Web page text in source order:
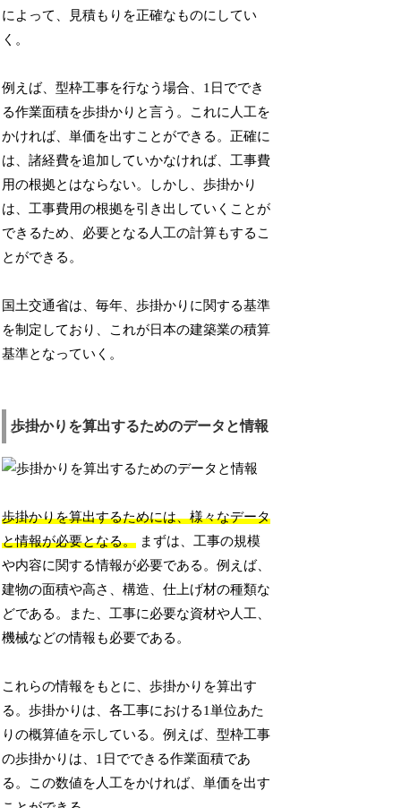
によって、見積もりを正確なものにしてい
く。
例えば、型枠工事を行なう場合、1日ででき
る作業面積を歩掛かりと言う。これに人工を
かければ、単価を出すことができる。正確に
は、諸経費を追加していかなければ、工事費
用の根拠とはならない。しかし、歩掛かり
は、工事費用の根拠を引き出していくことが
できるため、必要となる人工の計算もするこ
とができる。
国土交通省は、毎年、歩掛かりに関する基準
を制定しており、これが日本の建築業の積算
基準となっていく。
歩掛かりを算出するためのデータと情報
歩掛かりを算出するためには、様々なデータ
と情報が必要となる。 まずは、工事の規模
や内容に関する情報が必要である。例えば、
建物の面積や高さ、構造、仕上げ材の種類な
どである。また、工事に必要な資材や人工、
機械などの情報も必要である。
これらの情報をもとに、歩掛かりを算出す
る。歩掛かりは、各工事における1単位あた
りの概算値を示している。例えば、型枠工事
の歩掛かりは、1日でできる作業面積であ
る。この数値を人工をかければ、単価を出す